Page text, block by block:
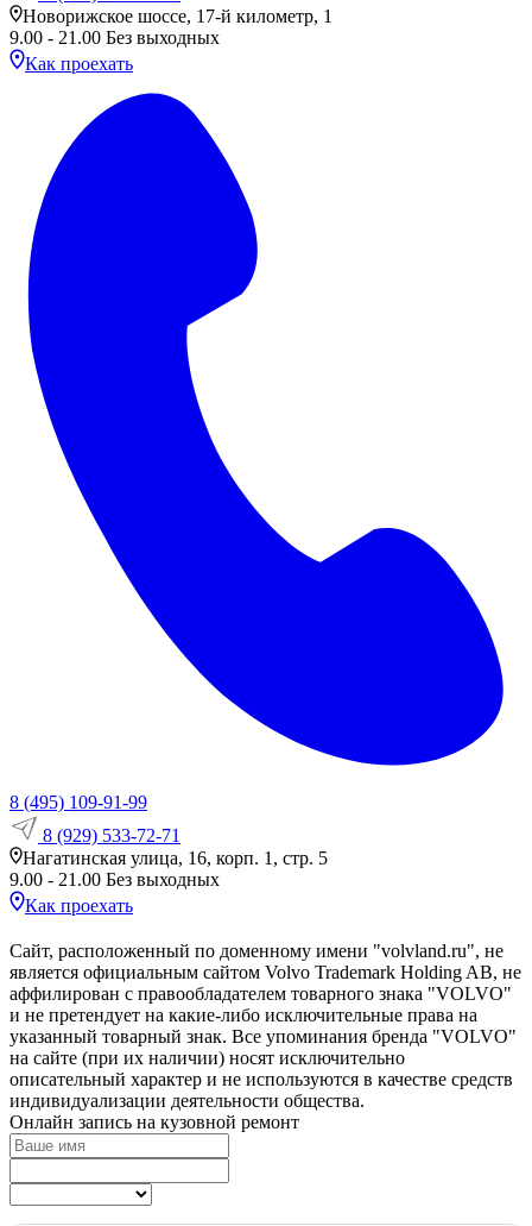
Новорижское шоссе, 17-й километр, 1
9.00 - 21.00 Без выходных
Как проехать
8 (495) 109-91-99
8 (929) 533-72-71
Нагатинская улица, 16, корп. 1, стр. 5
9.00 - 21.00 Без выходных
Как проехать
Сайт, расположенный по доменному имени "volvland.ru", не
является официальным сайтом Volvo Trademark Holding AB, не
аффилирован с правообладателем товарного знака "VOLVO"
и не претендует на какие‑либо исключительные права на
указанный товарный знак. Все упоминания бренда "VOLVO"
на сайте (при их наличии) носят исключительно
описательный характер и не используются в качестве средств
индивидуализации деятельности общества.
Онлайн запись на кузовной ремонт